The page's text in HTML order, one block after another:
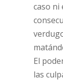
caso ni
El
las